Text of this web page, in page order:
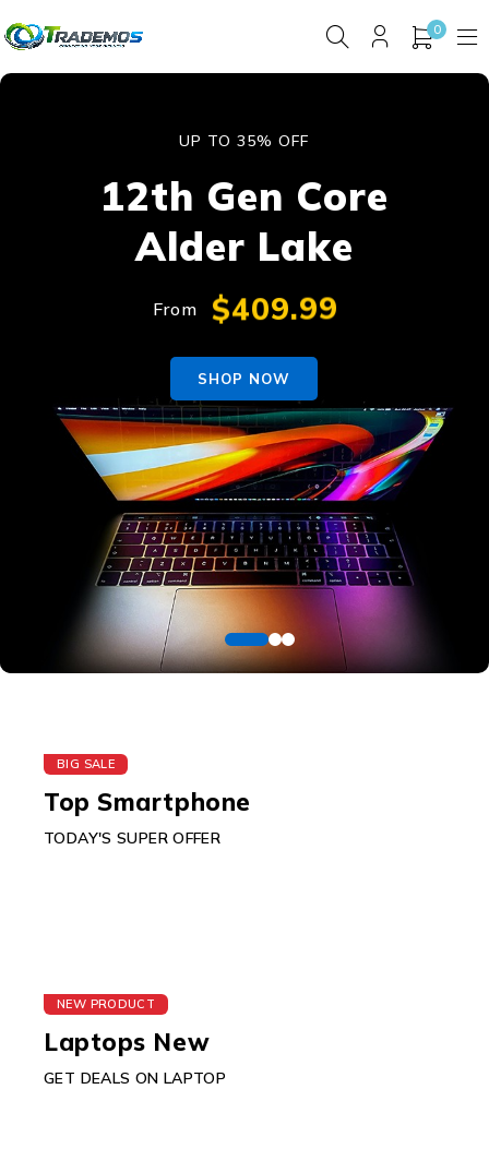
0
12th Gen Core
Alder Lake
UP TO 35% OFF
From $409.99
SHOP NOW
BIG SALE
Top Smartphone
TODAY'S SUPER OFFER
NEW PRODUCT
Laptops New
GET DEALS ON LAPTOP